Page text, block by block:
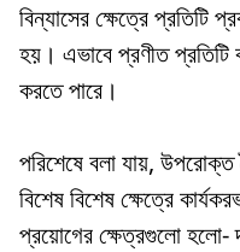
বিন্যাসের ক্ষেত্রে প্রতিটি
হয়। এভাবে প্রণীত প্রতিটি
করতে পারে।
পরিশেষে বলা যায়, উপরোক্ত
বিশেষ বিশেষ ক্ষেত্রে
প্রয়োগের ক্ষেত্রগুলো হলো-